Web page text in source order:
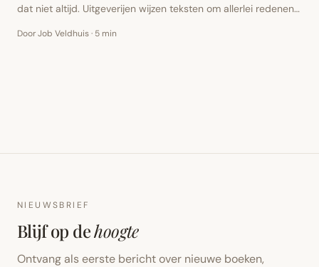
dat niet altijd. Uitgeverijen wijzen teksten om allerlei redenen
omdat het boek niet past bij het fonds. Toch zijn er veel
Door Job Veldhuis· 5 min
NIEUWSBRIEF
Blijf op dehoogte
Ontvang als eerste bericht over nieuwe boeken,